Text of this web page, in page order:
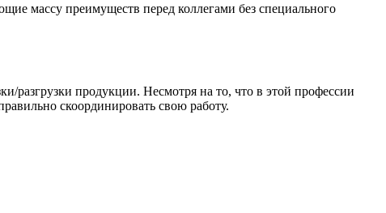
массу преимуществ перед коллегами без специального
разгрузки продукции. Несмотря на то, что в этой профессии
скоординировать свою работу.